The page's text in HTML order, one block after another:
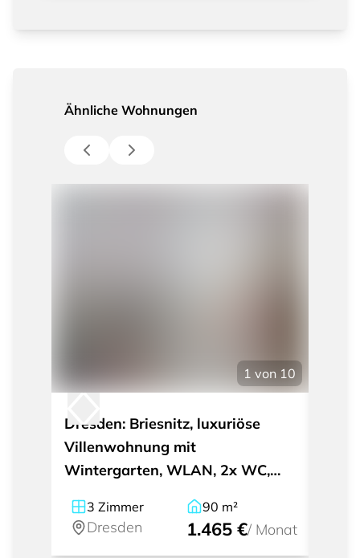
Ähnliche Wohnungen
1 von 10
Dresden: Briesnitz, luxuriöse
Villenwohnung mit
Wintergarten, WLAN, 2x WC,
3 Zimmer
Dresden
90 m²
1.465 €/ Monat